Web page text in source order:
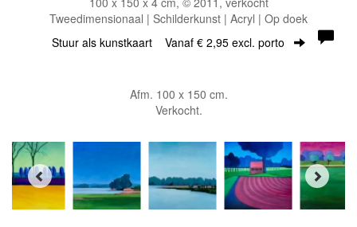
Tweedimensionaal | Schilderkunst | Acryl | Op doek
Stuur als kunstkaart Vanaf € 2,95 excl. porto
Afm. 100 x 150 cm.
Verkocht.